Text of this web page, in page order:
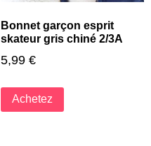
Bonnet garçon esprit
skateur gris chiné 2/3A
5,99 €
Achetez